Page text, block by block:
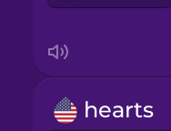
hearts